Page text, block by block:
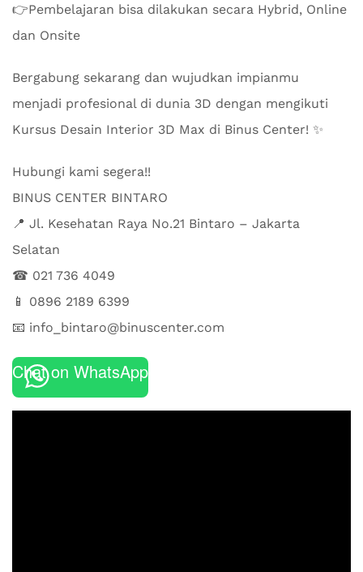
👉Pembelajaran bisa dilakukan secara Hybrid, Online
dan Onsite
Bergabung sekarang dan wujudkan impianmu
menjadi profesional di dunia 3D dengan mengikuti
Kursus Desain Interior 3D Max di Binus Center! ✨
Hubungi kami segera!!
BINUS CENTER BINTARO
📍 Jl. Kesehatan Raya No.21 Bintaro – ⁠Jakarta
Selatan⁠
☎ 021 736 4049⁠
📱 0896 2189 6399⁠
📧 info_bintaro@binuscenter.com⁠
Chat on WhatsApp